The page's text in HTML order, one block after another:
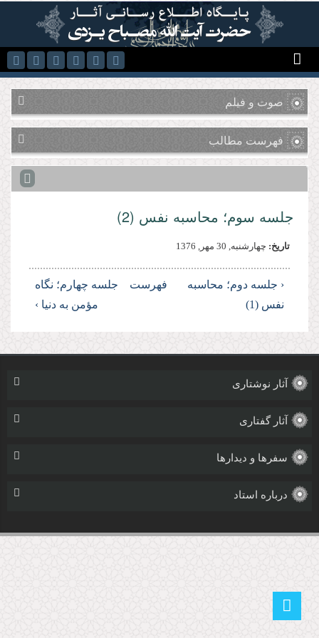
رفتن به محتوای اصلی
صوت و فیلم
فهرست مطالب
جلسه سوم؛ محاسبه نفس (2)
تاریخ: چهارشنبه, 30 مهر, 1376
‹ جلسه دوم؛ محاسبه
نفس (1)
فهرست
جلسه چهارم؛ نگاه
مؤمن به دنیا ›
آثار نوشتاری
آثار گفتاری
سفرها و دیدارها
درباره استاد